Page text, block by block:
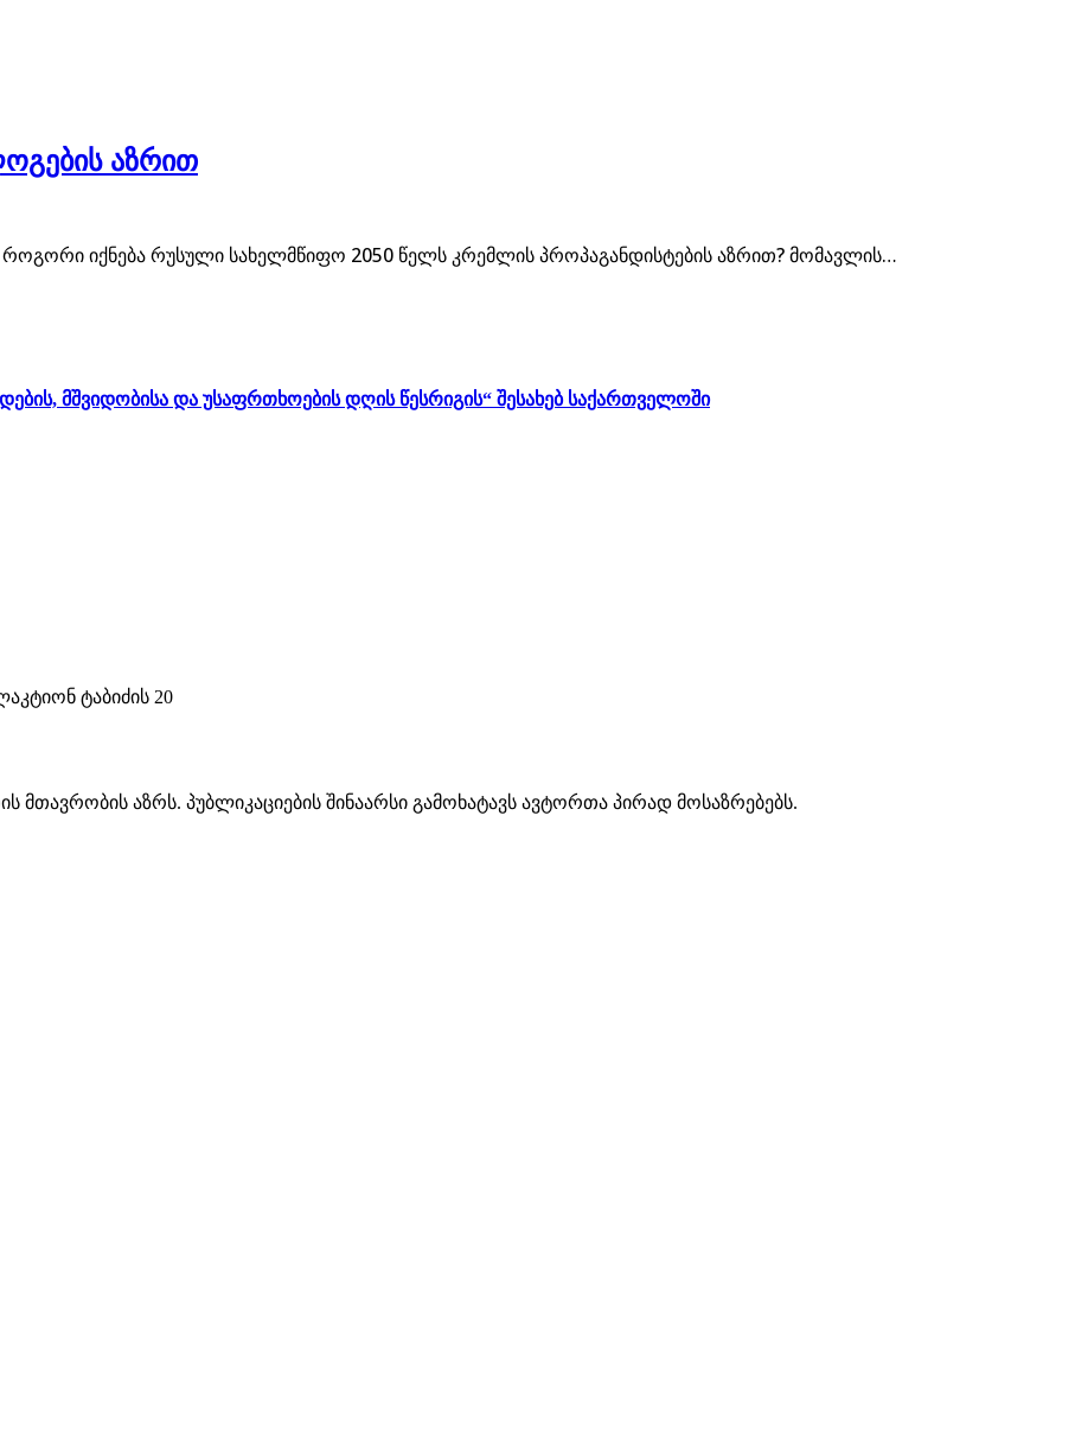
აზრით
იქნება რუსული სახელმწიფო 2050 წელს კრემლის პროპაგანდისტების აზრით? მომავლის…
მშვიდობისა და უსაფრთხოების დღის წესრიგის“ შესახებ საქართველოში
ტაბიძის 20
მთავრობის აზრს. პუბლიკაციების შინაარსი გამოხატავს ავტორთა პირად მოსაზრებებს.